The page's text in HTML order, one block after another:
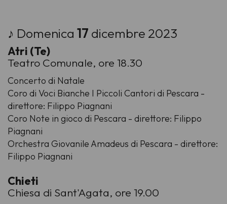
♪ Domenica 17 dicembre 2023
Atri (Te)
Teatro Comunale, ore 18.30
Concerto di Natale
Coro di Voci Bianche I Piccoli Cantori di Pescara -
direttore: Filippo Piagnani
Coro Note in gioco di Pescara - direttore: Filippo
Piagnani
Orchestra Giovanile Amadeus di Pescara - direttore:
Filippo Piagnani
Chieti
Chiesa di Sant'Agata, ore 19.00